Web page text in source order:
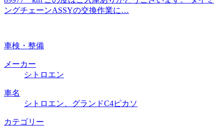
ングチェーンASSYの交換作業に…
車検・整備
メーカー
シトロエン
車名
シトロエン、グランドC4ピカソ
カテゴリー